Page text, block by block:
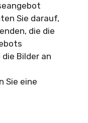
Sie darauf,
die die
Bilder an
Sie eine